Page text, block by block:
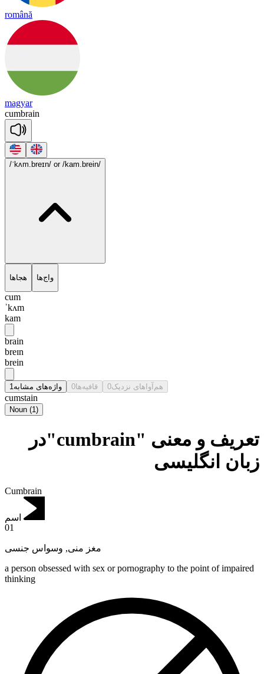
română
magyar
cumbrain
/ˈkʌm.breɪn/ or /kam.brein/
هجاها واج‌ها
cum
ˈkʌm
kam
brain
breɪn
brein
واژه‌های مشابه 1 قافیه‌ها0 هم‌آواهای نزدیک0
cumstain
Noun (1)
تعریف و معنی "cumbrain"در
زبان انگلیسی
Cumbrain
اسم
01
مغز منی, وسواس جنسی
a person obsessed with sex or pornography to the point of impaired
thinking